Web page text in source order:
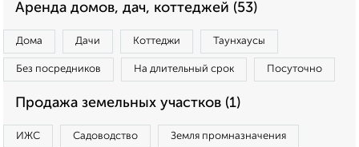
Аренда домов, дач, коттеджей (53)
Дома Дачи Коттеджи Таунхаусы
Без посредников На длительный срок Посуточно
Продажа земельных участков (1)
ИЖС Садоводство Земля промназначения